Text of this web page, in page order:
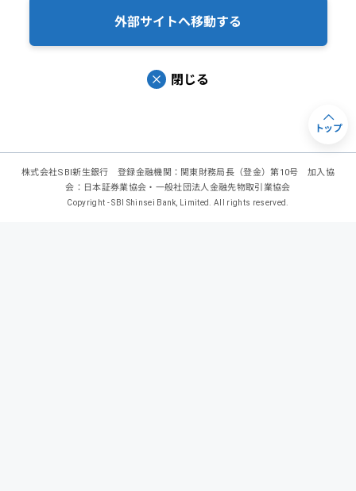
外部サイトへ移動する
閉じる
株式会社SBI新生銀行 登録金融機関：関東財務局長（登金）第10号 加入協
会：日本証券業協会・一般社団法人金融先物取引業協会
Copyright - SBI Shinsei Bank, Limited. All rights reserved.
トップ